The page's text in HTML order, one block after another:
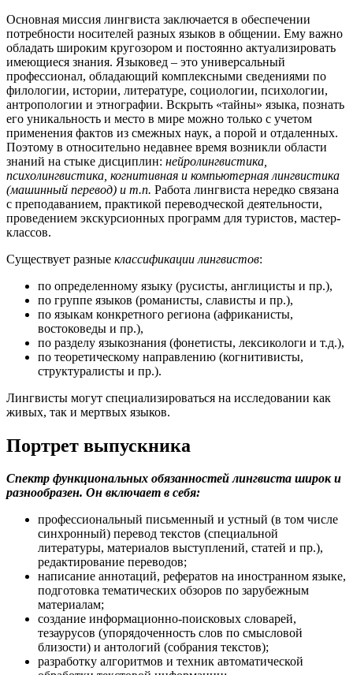
Основная миссия лингвиста заключается в обеспечении
потребности носителей разных языков в общении. Ему важно
обладать широким кругозором и постоянно актуализировать
имеющиеся знания. Языковед – это универсальный
профессионал, обладающий комплексными сведениями по
филологии, истории, литературе, социологии, психологии,
антропологии и этнографии. Вскрыть «тайны» языка, познать
его уникальность и место в мире можно только с учетом
применения фактов из смежных наук, а порой и отдаленных.
Поэтому в относительно недавнее время возникли области
знаний на стыке дисциплин: нейролингвистика,
психолингвистика, когнитивная и компьютерная лингвистика
(машинный перевод) и т.п. Работа лингвиста нередко связана
с преподаванием, практикой переводческой деятельности,
проведением экскурсионных программ для туристов, мастер-
классов.
Существует разные классификации лингвистов:
по определенному языку (русисты, англицисты и пр.),
по группе языков (романисты, слависты и пр.),
по языкам конкретного региона (африканисты,
востоковеды и пр.),
по разделу языкознания (фонетисты, лексикологи и т.д.),
по теоретическому направлению (когнитивисты,
структуралисты и пр.).
Лингвисты могут специализироваться на исследовании как
живых, так и мертвых языков.
Портрет выпускника
Спектр функциональных обязанностей лингвиста широк и
разнообразен. Он включает в себя:
профессиональный письменный и устный (в том числе
синхронный) перевод текстов (специальной
литературы, материалов выступлений, статей и пр.),
редактирование переводов;
написание аннотаций, рефератов на иностранном языке,
подготовка тематических обзоров по зарубежным
материалам;
создание информационно-поисковых словарей,
тезаурусов (упорядоченность слов по смысловой
близости) и антологий (собрания текстов);
разработку алгоритмов и техник автоматической